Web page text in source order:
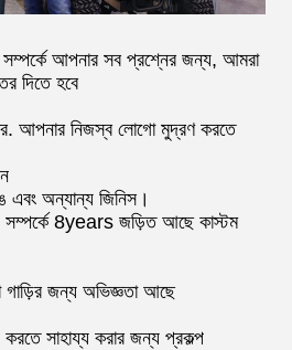
আপনার সব প্রশ্নের জন্য, আমরা
দিতে হবে
আপনার নিজস্ব লোগো মুদ্রণ করতে
এবং অন্যান্য জিনিস।
সম্পর্কে 8years জড়িত আছে কাস্টম
গাড়ির জন্য অভিজ্ঞতা আছে
সাহায্য করার জন্য প্রকল্প